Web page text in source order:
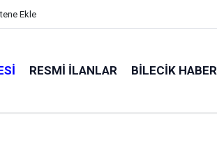
Ekle
RESMI İLANLAR BILECIK HABER